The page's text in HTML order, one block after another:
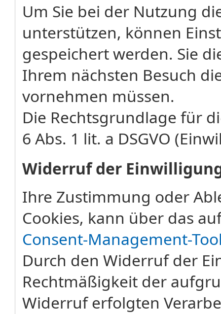
Um Sie bei der Nutzung
unterstützen, können
gespeichert werden. Sie
Ihrem nächsten Besuch
vornehmen müssen.
Die Rechtsgrundlage für
6 Abs. 1 lit. a DSGVO
Widerruf der
Ihre Zustimmung oder
Cookies, kann über das
Consent-Management-
Durch den Widerruf der
Rechtmäßigkeit der
Widerruf erfolgten